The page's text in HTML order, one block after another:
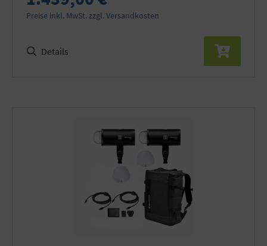
Preise inkl. MwSt. zzgl. Versandkosten
Details